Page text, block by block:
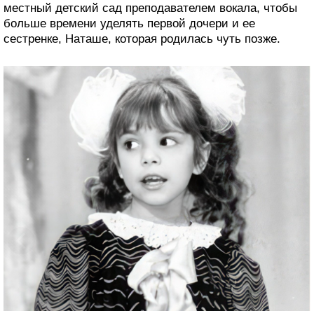
местный детский сад преподавателем вокала, чтобы
больше времени уделять первой дочери и ее
сестренке, Наташе, которая родилась чуть позже.